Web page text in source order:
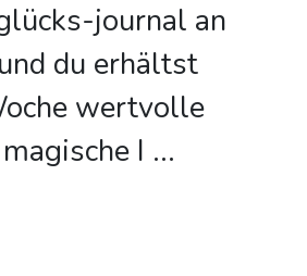
journal an
du erhältst
wertvolle
I ...